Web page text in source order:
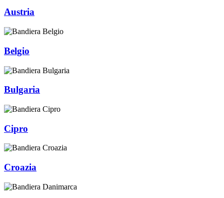
Austria
Belgio
Bulgaria
Cipro
Croazia